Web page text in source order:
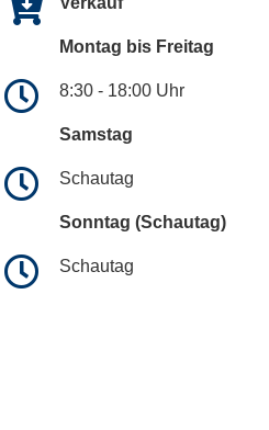
Montag bis Freitag
8:30 - 18:00 Uhr
Samstag
Schautag
Sonntag (Schautag)
Schautag